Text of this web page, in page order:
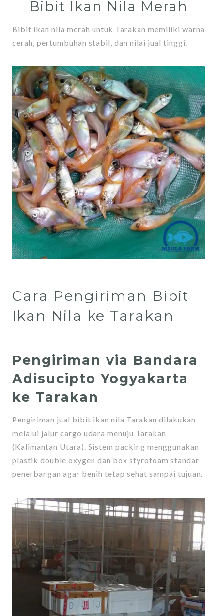
Bibit Ikan Nila Merah
Bibit ikan nila merah untuk Tarakan memiliki warna
cerah, pertumbuhan stabil, dan nilai jual tinggi.
Cara Pengiriman Bibit
Ikan Nila ke Tarakan
Pengiriman via Bandara
Adisucipto Yogyakarta
ke Tarakan
Pengiriman jual bibit ikan nila Tarakan dilakukan
melalui jalur cargo udara menuju Tarakan
(Kalimantan Utara). Sistem packing menggunakan
plastik double oxygen dan box styrofoam standar
penerbangan agar benih tetap sehat sampai tujuan.